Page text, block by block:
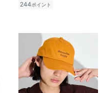
244ポイント